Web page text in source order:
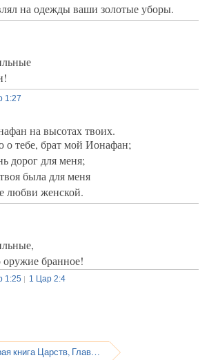
на одежды ваши золотые уборы.
1:27
на высотах твоих.
о тебе, брат мой Ионафан;
дорог для меня;
была для меня
любви женской.
оружие бранное!
1:25
1 Цар 2:4
Вторая книга Царств, Глава 2